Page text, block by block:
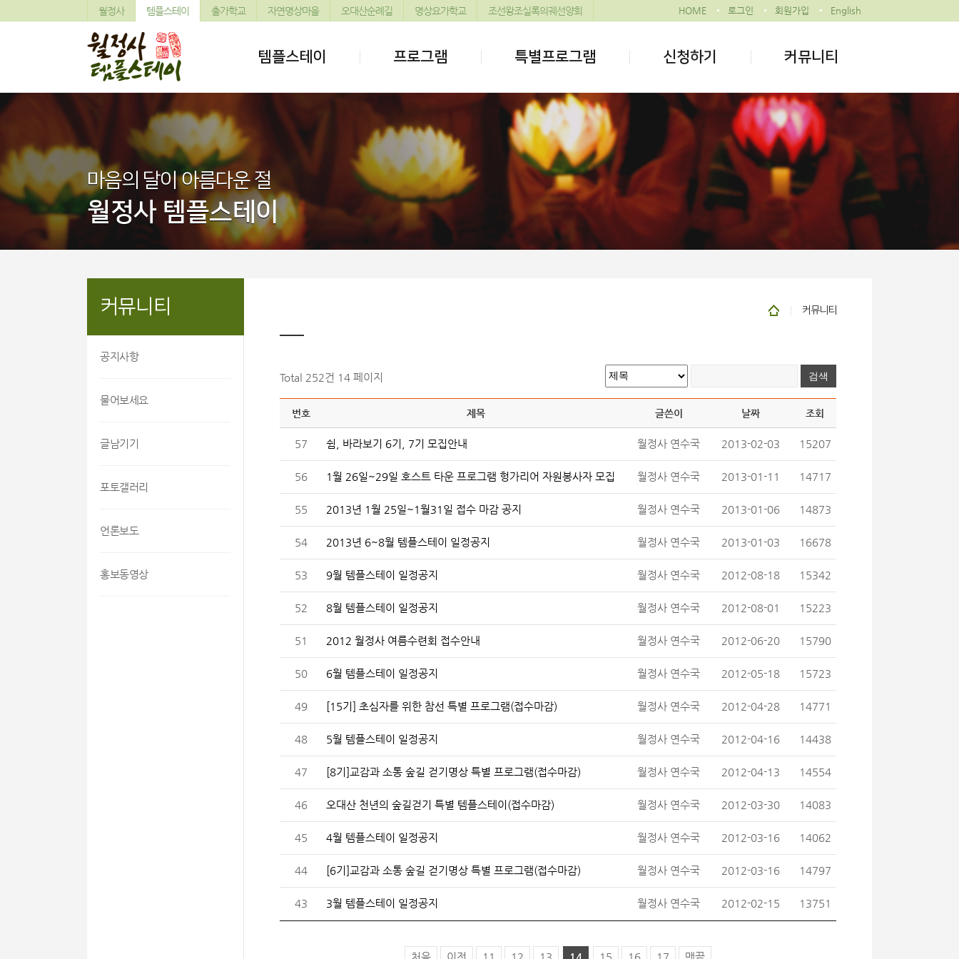
월정사 템플스테이 출가학교 자연명상마을 오대산순례길 명상요가학교 조선왕조실록의궤선양회 HOME 로그인 회원가입 English
템플스테이 프로그램 특별프로그램 신청하기 커뮤니티
마음의 달이 아름다운 절
월정사 템플스테이
커뮤니티
공지사항
물어보세요
글남기기
포토갤러리
언론보도
홍보동영상
커뮤니티
Total 252건 14 페이지
번호 제목 글쓴이 날짜 조회
57 쉼, 바라보기 6기, 7기 모집안내 월정사 연수국 2013-02-03 15207
56 1월 26일~29일 호스트 타운 프로그램 헝가리어 자원봉사자 모집 월정사 연수국 2013-01-11 14717
55 2013년 1월 25일~1월31일 접수 마감 공지 월정사 연수국 2013-01-06 14873
54 2013년 6~8월 템플스테이 일정공지 월정사 연수국 2013-01-03 16678
53 9월 템플스테이 일정공지 월정사 연수국 2012-08-18 15342
52 8월 템플스테이 일정공지 월정사 연수국 2012-08-01 15223
51 2012 월정사 여름수련회 접수안내 월정사 연수국 2012-06-20 15790
50 6월 템플스테이 일정공지 월정사 연수국 2012-05-18 15723
49 [15기] 초심자를 위한 참선 특별 프로그램(접수마감) 월정사 연수국 2012-04-28 14771
48 5월 템플스테이 일정공지 월정사 연수국 2012-04-16 14438
47 [8기]교감과 소통 숲길 걷기명상 특별 프로그램(접수마감) 월정사 연수국 2012-04-13 14554
46 오대산 천년의 숲길걷기 특별 템플스테이(접수마감) 월정사 연수국 2012-03-30 14083
45 4월 템플스테이 일정공지 월정사 연수국 2012-03-16 14062
44 [6기]교감과 소통 숲길 걷기명상 특별 프로그램(접수마감) 월정사 연수국 2012-03-16 14797
43 3월 템플스테이 일정공지 월정사 연수국 2012-02-15 13751